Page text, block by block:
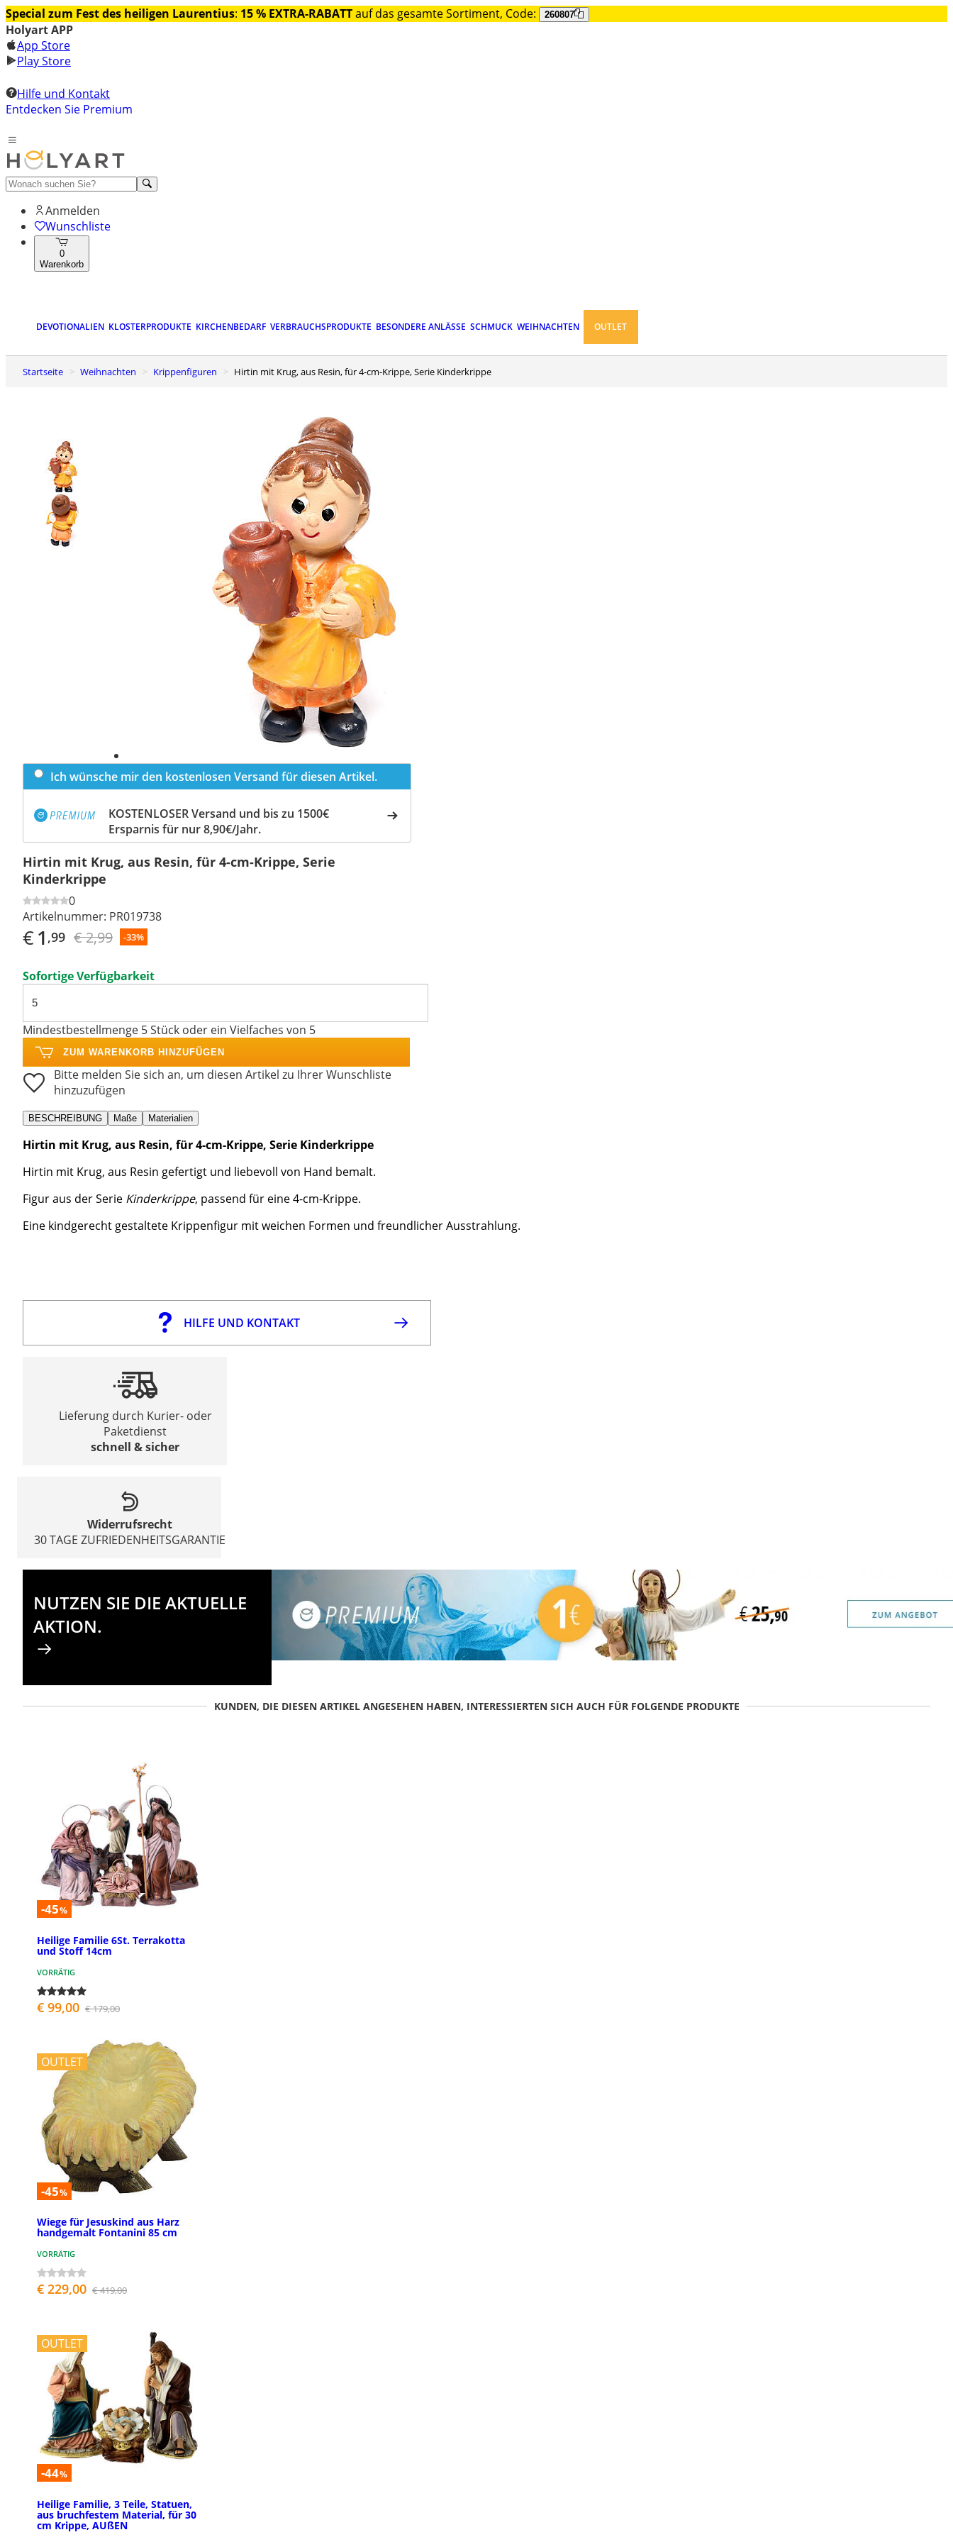
Special zum Fest des heiligen Laurentius: 15 % EXTRA-RABATTauf das gesamte Sortiment, Code: 260807
Holyart APP
App Store
Play Store
Hilfe und Kontakt
Entdecken Sie Premium
Anmelden
Wunschliste
0
Warenkorb
DEVOTIONALIEN KLOSTERPRODUKTE KIRCHENBEDARF VERBRAUCHSPRODUKTE BESONDERE ANLÄSSE SCHMUCK WEIHNACHTEN OUTLET
Startseite Weihnachten Krippenfiguren Hirtin mit Krug, aus Resin, für 4-cm-Krippe, Serie Kinderkrippe
Ich wünsche mir den kostenlosen Versand für diesen Artikel.
KOSTENLOSER Versand und bis zu 1500€
Ersparnis für nur 8,90€/Jahr.
Hirtin mit Krug, aus Resin, für 4-cm-Krippe, Serie
Kinderkrippe
0
Artikelnummer: PR019738
€1 ,99 € 2,99 -33%
Sofortige Verfügbarkeit
Mindestbestellmenge 5 Stück oder ein Vielfaches von 5
ZUM WARENKORB HINZUFÜGEN
Bitte melden Sie sich an, um diesen Artikel zu Ihrer Wunschliste
hinzuzufügen
BESCHREIBUNG Maße Materialien
Hirtin mit Krug, aus Resin, für 4-cm-Krippe, Serie Kinderkrippe
Hirtin mit Krug, aus Resin gefertigt und liebevoll von Hand bemalt.
Figur aus der Serie Kinderkrippe, passend für eine 4-cm-Krippe.
Eine kindgerecht gestaltete Krippenfigur mit weichen Formen und freundlicher Ausstrahlung.
HILFE UND KONTAKT
Lieferung durch Kurier- oder
Paketdienst
schnell & sicher
Widerrufsrecht
30 TAGE ZUFRIEDENHEITSGARANTIE
NUTZEN SIE DIE AKTUELLE
AKTION.
KUNDEN, DIE DIESEN ARTIKEL ANGESEHEN HABEN, INTERESSIERTEN SICH AUCH FÜR FOLGENDE PRODUKTE
-45%
Heilige Familie 6St. Terrakotta
und Stoff 14cm
VORRÄTIG
€ 99,00 € 179,00
OUTLET
-45%
Wiege für Jesuskind aus Harz
handgemalt Fontanini 85 cm
VORRÄTIG
€ 229,00 € 419,00
OUTLET
-44%
Heilige Familie, 3 Teile, Statuen,
aus bruchfestem Material, für 30
cm Krippe, AUßEN